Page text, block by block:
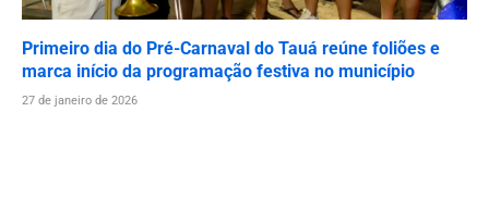
Primeiro dia do Pré-Carnaval do Tauá reúne foliões e
marca início da programação festiva no município
27 de janeiro de 2026